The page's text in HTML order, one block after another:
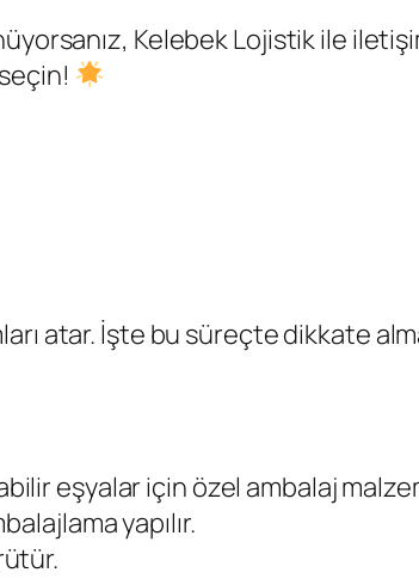
Kelebek Lojistik ile
atar. İşte bu süreçte dikkate
eşyalar için özel ambalaj
yapılır.